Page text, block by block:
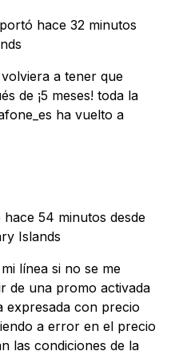
hace 32 minutos
a tener que
de ¡5 meses! toda la
ha vuelto a
hace 54 minutos desde
Islands
línea si no se me
de una promo activada
expresada con precio
a error en el precio
las condiciones de la